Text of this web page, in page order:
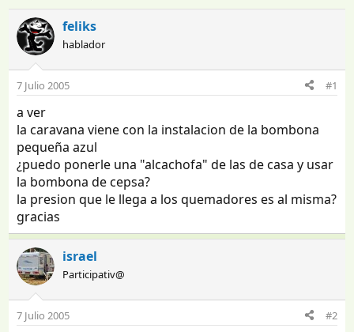
n
i
c
i
a
d
o
r
d
e
t
e
m
a
e
c
h
a
d
i
i
c
o
feliks
hablador
7 Julio 2005 #1
a ver
la caravana viene con la instalacion de la bombona
pequeña azul
¿puedo ponerle una "alcachofa" de las de casa y usar
la bombona de cepsa?
la presion que le llega a los quemadores es al misma?
gracias
israel
Participativ@
7 Julio 2005 #2